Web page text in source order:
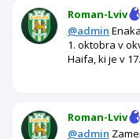
Roman-Lviv
@admin
1. oktobra v
Haifa, ki je v
Roman-Lviv
@admin